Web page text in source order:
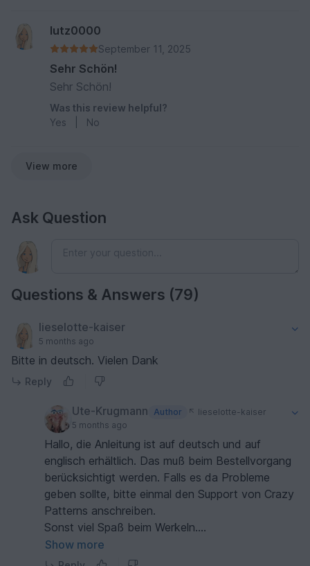
schließlich überhaupt einen Traktor 🚜 zu häkeln.
Schreibe jetzt nicht um zu maulen, sondern um
andere davor zu bewahren hierfür Geld
auszugeben.
lutz0000
September 11, 2025
Sehr Schön!
Sehr Schön!
Was this review helpful?
Yes
No
View more
Ask Question
Questions & Answers (79)
lieselotte-kaiser
5 months ago
Bitte in deutsch. Vielen Dank
Reply
Ute-Krugmann Author
lieselotte-kaiser
5 months ago
Hallo, die Anleitung ist auf deutsch und auf
englisch erhältlich. Das muß beim Bestellvorgang
berücksichtigt werden. Falls es da Probleme
geben sollte, bitte einmal den Support von Crazy
Patterns anschreiben.
Sonst viel Spaß beim Werkeln.
Alles Gute.
Show more